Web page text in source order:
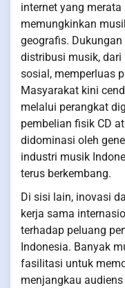
internet yang
memungkinkan
geografis.
distribusi musik,
sosial, memperluas
Masyarakat kini
melalui perangkat
pembelian fisik CD
didominasi oleh
industri musik
terus berkembang.
Di sisi lain, inovasi
kerja sama
terhadap peluang
Indonesia. Banyak
fasilitasi untuk
menjangkau